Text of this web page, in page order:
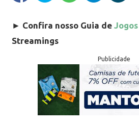
► Confira nosso Guia de
Streamings
Publicidade